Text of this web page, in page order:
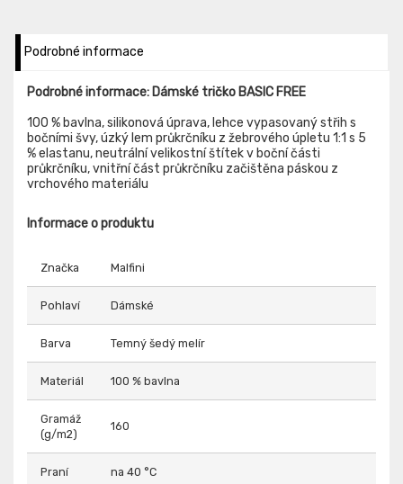
Podrobné informace
Podrobné informace: Dámské tričko BASIC FREE
100 % bavlna, silikonová úprava, lehce vypasovaný střih s
bočními švy, úzký lem průkrčníku z žebrového úpletu 1:1 s 5
% elastanu, neutrální velikostní štítek v boční části
průkrčníku, vnitřní část průkrčníku začištěna páskou z
vrchového materiálu
Informace o produktu
Značka Malfini
Pohlaví Dámské
Barva Temný šedý melír
Materiál 100 % bavlna
Gramáž
(g/m2)
160
Praní na 40 °C